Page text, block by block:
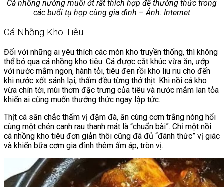
Cá nhồng nướng muối ớt rất thích hợp để thưởng thức trong
các buổi tụ họp cùng gia đình – Ảnh: Internet
Cá Nhồng Kho Tiêu
Đối với những ai yêu thích các món kho truyền thống, thì không
thể bỏ qua cá nhồng kho tiêu. Cá được cắt khúc vừa ăn, ướp
với nước mắm ngon, hành tỏi, tiêu đen rồi kho liu riu cho đến
khi nước xốt sánh lại, thấm đều từng thớ thịt. Khi nồi cá kho
vừa chín tới, mùi thơm đặc trưng của tiêu và nước mắm lan tỏa
khiến ai cũng muốn thưởng thức ngay lập tức.
Thịt cá săn chắc thấm vị đậm đà, ăn cùng cơm trắng nóng hổi
cùng một chén canh rau thanh mát là “chuẩn bài”. Chỉ một nồi
cá nhồng kho tiêu đơn giản thôi cũng đã đủ “đánh thức” vị giác
và khiến bữa cơm gia đình thêm ấm áp, tròn vị.